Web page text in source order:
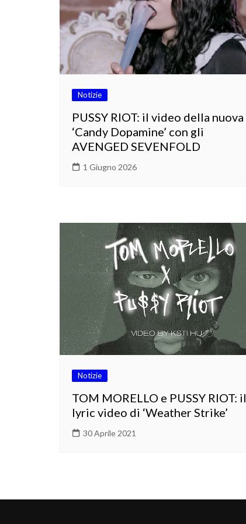
Notizie
PUSSY RIOT: il video della nuova
‘Candy Dopamine’ con gli
AVENGED SEVENFOLD
1 Giugno 2026
Notizie
TOM MORELLO e PUSSY RIOT: il
lyric video di ‘Weather Strike’
30 Aprile 2021